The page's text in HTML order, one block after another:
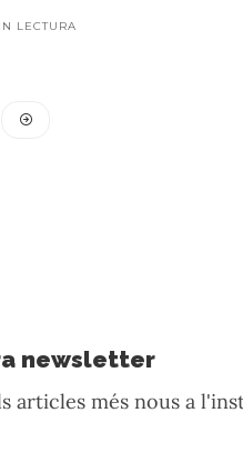
a
LECTURA
newsletter
articles més nous a